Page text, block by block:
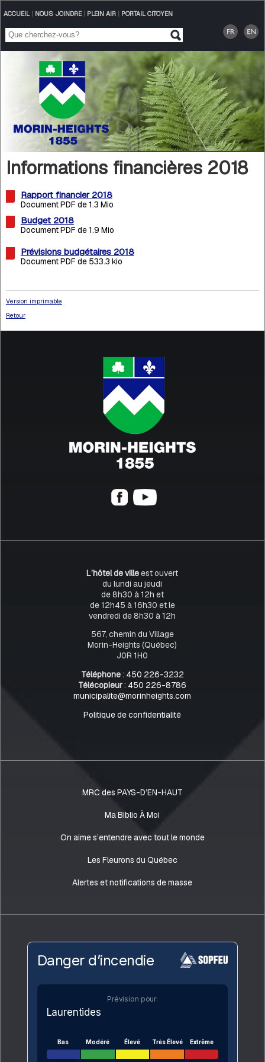
ACCUEIL| NOUS JOINDRE| PLEIN AIR| PORTAIL CITOYEN
Informations financières 2018
Rapport financier 2018
Document PDF de 1.3 Mio
Budget 2018
Document PDF de 1.9 Mio
Prévisions budgétaires 2018
Document PDF de 533.3 kio
Version imprimable
Retour
L’hôtel de villeest ouvert
du lundi au jeudi
de 8h30 à 12h et
de 12h45 à 16h30 et le
vendredi de 8h30 à 12h
567, chemin du Village
Morin-Heights (Québec)
J0R 1H0
Téléphone: 450 226-3232
Télécopieur: 450 226-8786
municipalite@morinheights.com
Politique de confidentialité
MRC des PAYS-D’EN-HAUT
Ma Biblio À Moi
On aime s’entendre avec tout le monde
Les Fleurons du Québec
Alertes et notifications de masse
Danger d’incendie
Prévision pour:
Laurentides
Bas Modéré Élevé Très Élevé Extrême